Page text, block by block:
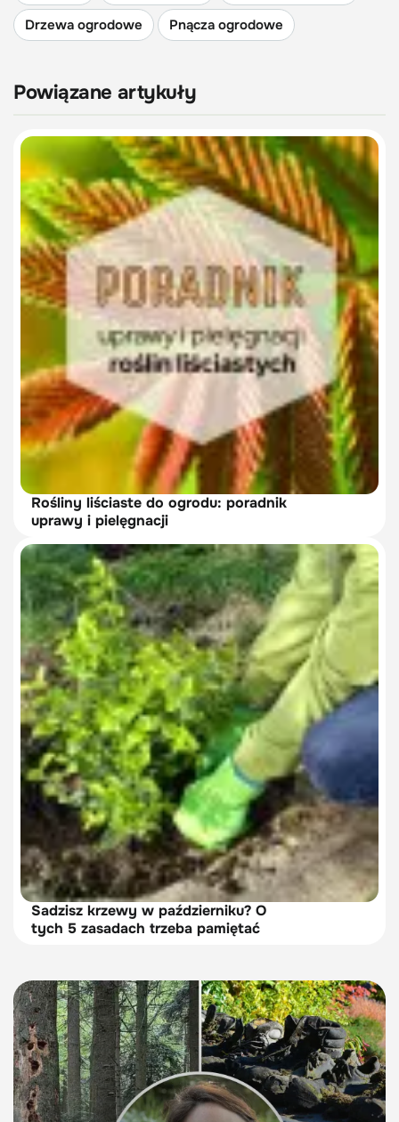
Drzewa ogrodowe
Pnącza ogrodowe
Powiązane artykuły
Rośliny liściaste do ogrodu: poradnik
uprawy i pielęgnacji
Sadzisz krzewy w październiku? O
tych 5 zasadach trzeba pamiętać